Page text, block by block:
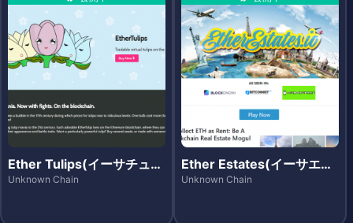
Ether Tulips(イーサチュー
リップス)
Unknown Chain
Ether Estates(イーサエス
テーツ)
Unknown Chain